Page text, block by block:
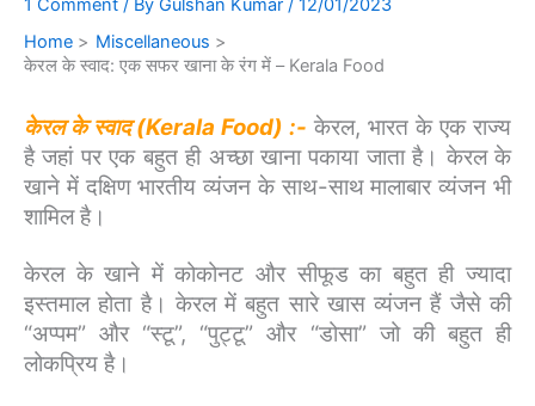
1 Comment / By Gulshan Kumar / 12/01/2023
Home
Miscellaneous
केरल के स्वाद: एक सफर खाना के रंग में – Kerala Food
केरल के स्वाद (Kerala Food) :- केरल, भारत के एक राज्य
है जहां पर एक बहुत ही अच्छा खाना पकाया जाता है। केरल के
खाने में दक्षिण भारतीय व्यंजन के साथ-साथ मालाबार व्यंजन भी
शामिल है।
केरल के खाने में कोकोनट और सीफूड का बहुत ही ज्यादा
इस्तमाल होता है। केरल में बहुत सारे खास व्यंजन हैं जैसे की
“अप्पम” और “स्टू”, “पुट्टू” और “डोसा” जो की बहुत ही
लोकप्रिय है।